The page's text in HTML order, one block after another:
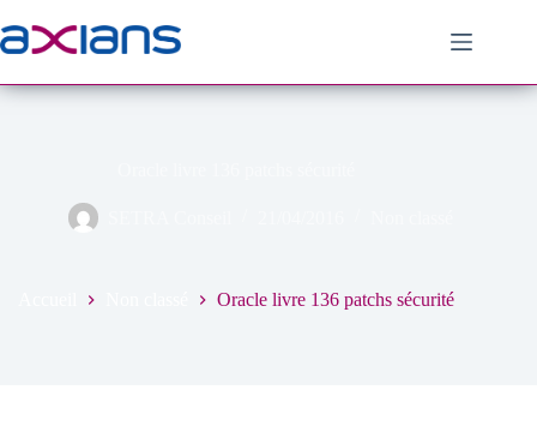
au
contenu
Oracle livre 136 patchs sécurité